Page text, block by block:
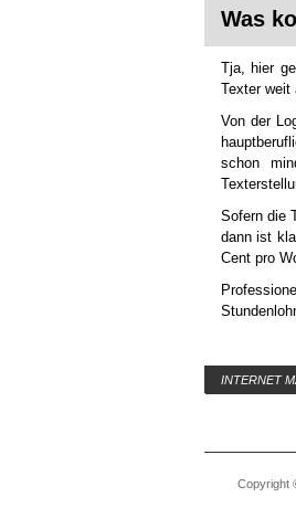
Was
Tja, hier
Texter weit
Von der
schon
Sofern die
dann ist
Cent pro
INTERNET
Copyright